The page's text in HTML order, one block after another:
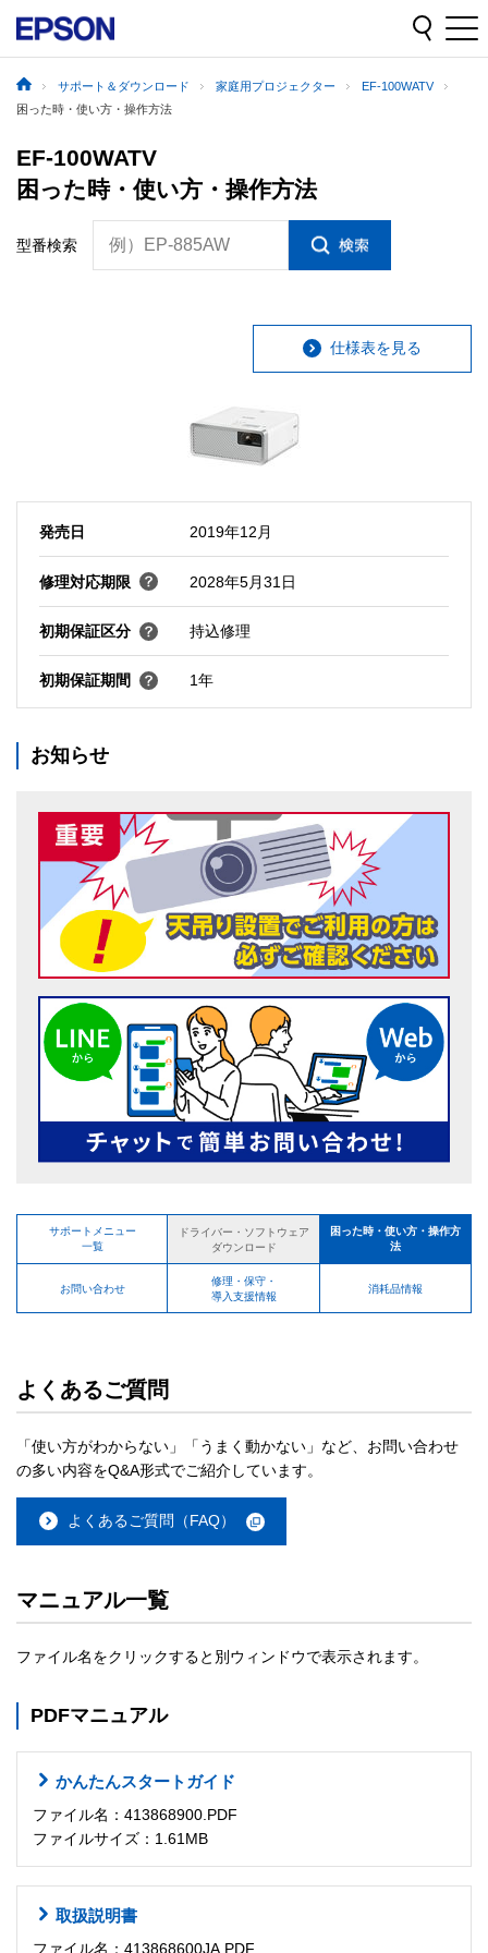
サポート＆ダウンロード 家庭用プロジェクター
EF-100WATV
困った時・使い方・操作方法
EF-100WATV
困った時・使い方・操作方法
型番検索 例）EP-885AW
仕様表を見る
発売日 2019年12月
修理対応期限 2028年5月31日
初期保証区分 持込修理
初期保証期間 1年
お知らせ
サポートメニュー
一覧
ドライバー・ソフトウェア
ダウンロード
困った時・使い方・操作方
法
お問い合わせ
修理・保守・
導入支援情報
消耗品情報
よくあるご質問
「使い方がわからない」「うまく動かない」など、お問い合わせ
の多い内容をQ&A形式でご紹介しています。
よくあるご質問（FAQ）
マニュアル一覧
ファイル名をクリックすると別ウィンドウで表示されます。
PDFマニュアル
かんたんスタートガイド
ファイル名：413868900.PDF
ファイルサイズ：1.61MB
取扱説明書
ファイル名：413868600JA.PDF